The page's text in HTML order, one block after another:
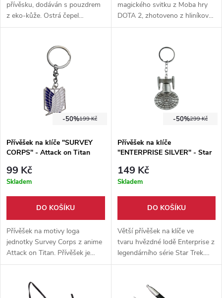
přívěsku, dodáván s pouzdrem
z eko-kůže. Ostrá čepel
vyrobena z nerezové oceli ve
magického svitku z Moba hry
DOTA 2, zhotoveno z hliníkové
slitiny. Přívěšek má na výšku 3
199 Kč
-50%
Přívěšek na klíče "SURVEY
CORPS" - Attack on Titan
99 Kč
Skladem
DO KOŠÍKU
Přívěšek na motivy loga
jednotky Survey Corps z anime
Attack on Titan. Přívěšek je
zhotoven z hliníkové slitiny, na
299 Kč
-50%
Přívěšek na klíče
"ENTERPRISE SILVER" - Star
149 Kč
Skladem
DO KOŠÍKU
Větší přívěšek na klíče ve
tvaru hvězdné lodě Enterprise z
legendárního série Star Trek.
Přívěšek je zhotoven z hliníkové
cm, šířka 4,5 cm.